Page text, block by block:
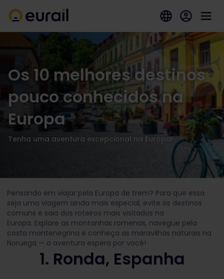
Os 10 melhores destinos
pouco conhecidos na
Europa
Tenha uma aventura excepcional na Europa!
Pensando em viajar pela Europa de trem? Para que essa
seja uma viagem ainda mais especial, evite os destinos
comuns e saia dos roteiros mais visitados na
Europa. Explore as montanhas romenas, navegue pela
costa montenegrina e conheça as maravilhas naturais na
Noruega — a aventura espera por você!
1. Ronda, Espanha